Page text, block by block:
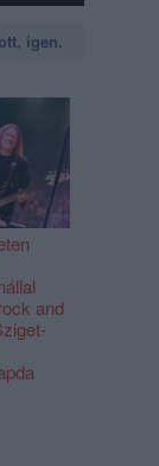
igen.
and